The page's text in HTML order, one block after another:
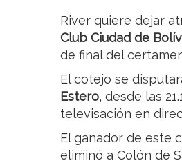
River quiere dejar
Club Ciudad de
de final del
El cotejo se
Estero, desde las
televisación en
El ganador de este
eliminó a Colón de